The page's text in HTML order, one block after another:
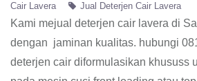
Cair Lavera
Jual Deterjen Cair Lavera
Kami mejual deterjen cair lavera di
dengan jaminan kualitas. hubungi
deterjen cair diformulasikan khususs